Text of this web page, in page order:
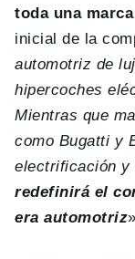
toda una
inicial de la
automotriz de
hipercoches
Mientras que
como Bugatti y
electrificación
redefinirá el
era automotriz